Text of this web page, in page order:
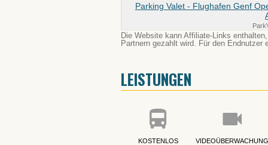
Parking Valet - Flughafen Genf
Die Website kann Affiliate-Links
Partnern gezahlt wird. Für den Endnutzer
LEISTUNGEN
KOSTENLOS
VIDEOÜBERWACHUNG